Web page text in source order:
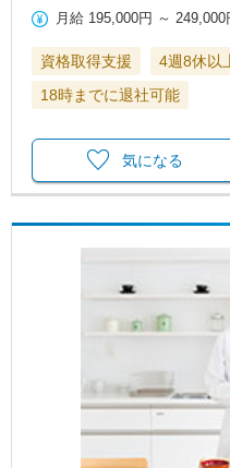
月給 195,000円 ～ 249,000
資格取得支援 4週8休以
18時までに退社可能
気になる